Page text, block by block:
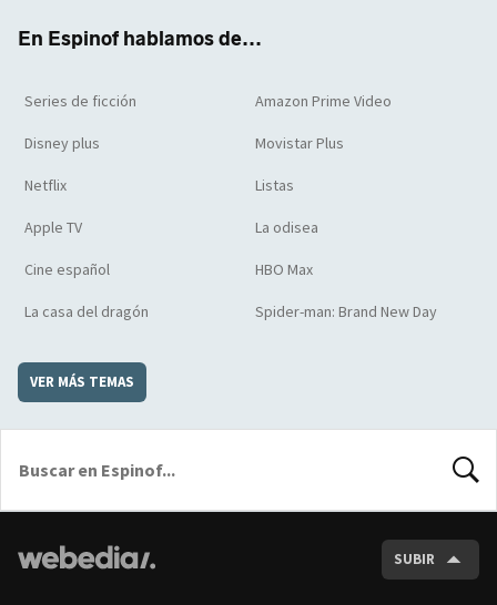
En Espinof hablamos de...
Series de ficción Amazon Prime Video
Disney plus Movistar Plus
Netflix Listas
Apple TV La odisea
Cine español HBO Max
La casa del dragón Spider-man: Brand New Day
VER MÁS TEMAS
SUBIR